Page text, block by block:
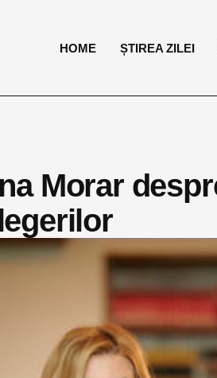
HOME ȘTIREA ZILEI
Morar